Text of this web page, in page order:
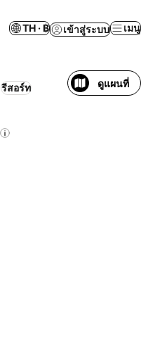
TH · ฿ เข้าสู่ระบบ เมนู
รีสอร์ท ดูแผนที่